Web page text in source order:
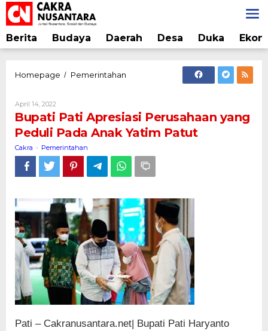
Lewati
ke
konten
Berita Budaya Daerah Desa Duka
Homepage / Pemerintahan
Perusahaan
yang
Peduli
Anak
Yatim
April 14, 2022
Cakra
Bupati Pati Apresiasi Perusahaan yang
Peduli Pada Anak Yatim Patut
Cakra - Pemerintahan
Pati – Cakranusantara.net| Bupati Pati Haryanto